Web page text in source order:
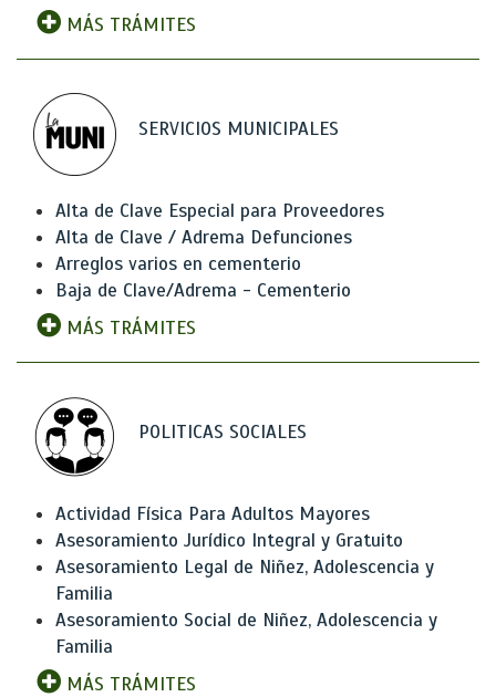
MÁS TRÁMITES
SERVICIOS MUNICIPALES
Alta de Clave Especial para Proveedores
Alta de Clave / Adrema Defunciones
Arreglos varios en cementerio
Baja de Clave/Adrema - Cementerio
MÁS TRÁMITES
POLITICAS SOCIALES
Actividad Física Para Adultos Mayores
Asesoramiento Jurídico Integral y Gratuito
Asesoramiento Legal de Niñez, Adolescencia y
Familia
Asesoramiento Social de Niñez, Adolescencia y
Familia
MÁS TRÁMITES